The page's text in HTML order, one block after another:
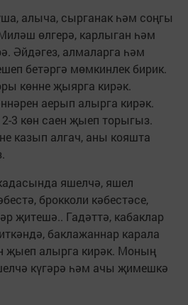
алыча, сырганак һәм соңгы
өлгерә, карлыган һәм
Әйдәгез, алмаларга һәм
бетәргә мөмкинлек бирик.
көнне җыярга кирәк.
аерып алырга кирәк.
3 көн саен җыеп торыгыз.
казып алгач, аны кояшта
яшелчә, яшел
брокколи кәбестәсе,
җитешә.. Гадәттә, кабаклар
баклажаннар карала
җыеп алырга кирәк. Моның
күгәрә һәм ачы җимешкә